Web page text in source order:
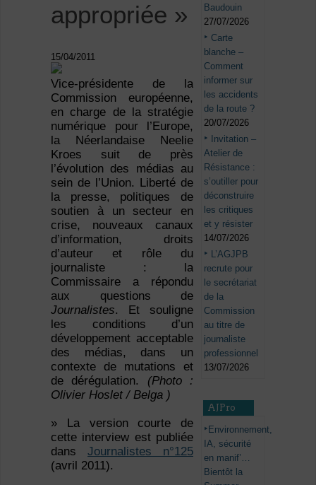
appropriée »
15/04/2011
Vice-présidente de la
Commission européenne,
en charge de la stratégie
numérique pour l’Europe,
la Néerlandaise Neelie
Kroes suit de près
l’évolution des médias au
sein de l’Union. Liberté de
la presse, politiques de
soutien à un secteur en
crise, nouveaux canaux
d’information, droits
d’auteur et rôle du
journaliste : la
Commissaire a répondu
aux questions de
Journalistes. Et souligne
les conditions d’un
développement acceptable
des médias, dans un
contexte de mutations et
de dérégulation. (Photo :
Olivier Hoslet / Belga )
» La version courte de
cette interview est publiée
dansJournalistes n°125
(avril 2011).
Baudouin
27/07/2026
Carte
blanche –
Comment
informer sur
les accidents
de la route ?
20/07/2026
Invitation –
Atelier de
Résistance :
s’outiller pour
déconstruire
les critiques
et y résister
14/07/2026
L’AGJPB
recrute pour
le secrétariat
de la
Commission
au titre de
journaliste
professionnel
13/07/2026
AJPro
Environnement,
IA, sécurité
en manif’…
Bientôt la